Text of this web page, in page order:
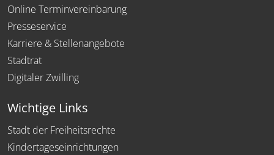
Online Terminvereinbarung
Presseservice
Karriere & Stellenangebote
Stadtrat
Digitaler Zwilling
Wichtige Links
Stadt der Freiheitsrechte
Kindertageseinrichtungen